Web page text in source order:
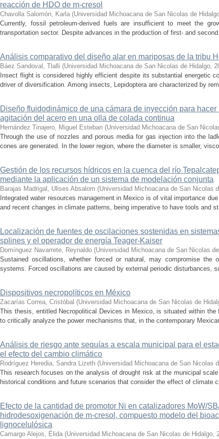
reacción de HDO de m-cresol
Chavolla Salomón, Karla (Universidad Michoacana de San Nicolas de
Currently, fossil petroleum-derived fuels are insufficient to meet the
transportation sector. Despite advances in the production of first- and
Análisis comparativo del diseño alar en mariposas de la tribu
Báez Sandoval, Tlalli (Universidad Michoacana de San Nicolas de Hidalgo,
Insect flight is considered highly efficient despite its substantial energetic
driver of diversification. Among insects, Lepidoptera are characterized by
Diseño fluidodinámico de una cámara de inyección para
agitación del acero en una olla de colada continua
Hernández Tinajero, Miguel Esteban (Universidad Michoacana de San
Through the use of nozzles and porous media for gas injection into the
cones are generated. In the lower region, where the diameter is smaller,
Gestión de los recursos hídricos en la cuenca del río
mediante la aplicación de un sistema de modelación conjunta
Barajas Madrigal, Ulises Absalom (Universidad Michoacana de San Nicolas
Integrated water resources management in Mexico is of vital importance
and recent changes in climate patterns, being imperative to have tools and
Localización de fuentes de oscilaciones sostenidas en
splines y el operador de energía Teager-Kaiser
Domínguez Navarrete, Reynaldo (Universidad Michoacana de San Nicolas
Sustained oscillations, whether forced or natural, may compromise the
systems. Forced oscillations are caused by external periodic disturbances,
Dispositivos necropolíticos en México
Zacarías Correa, Cristóbal (Universidad Michoacana de San Nicolas de
This thesis, entitled Necropolitical Devices in Mexico, is situated within
to critically analyze the power mechanisms that, in the contemporary
Análisis de riesgo ante sequías a escala municipal para el
el efecto del cambio climático
Rodríguez Heredia, Sandra Lizeth (Universidad Michoacana de San Nicolas
This research focuses on the analysis of drought risk at the municipal
historical conditions and future scenarios that consider the effect of climate
Efecto de la cantidad de promotor Ni en catalizadores MoW/
hidrodesoxigenación de m-cresol, compuesto modelo del
lignocelulósica
Camargo Alejos, Élida (Universidad Michoacana de San Nicolas de Hidalgo,